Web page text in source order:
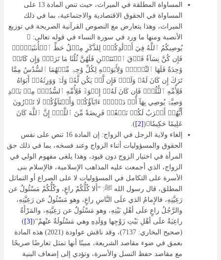
المساواة المطلقة في الميراث، حيث تنص المادة 13 على
المساواة في الحقوق الاقتصادية والاجتماعية، بما في ذلك
الميراث، وهذا يتعارض مع النصوص القرآنية الصريحة في توزيع
الأنصبة ومنها ما ورد في سورة النساء في قوله تعالى: ﴿
يُوصِيكُمُ ٱللَّهُ فِيٓ أَوۡلَٰدِكُمۡۖ لِلذَّكَرِ مِثۡلُ حَظِّ ٱلۡأُنثَيَيۡنِۚ
فَإِن كُنَّ نِسَآءٗ فَوۡقَ ٱثۡنَتَيۡنِ فَلَهُنَّ ثُلُثَا مَا تَرَكَۖ وَإِن كَانَتۡ
وَٰحِدَةٗ فَلَهَا ٱلنِّصۡفُۚ وَلِأَبَوَيۡهِ لِكُلِّ وَٰحِدٖ مِّنۡهُمَا ٱلسُّدُسُ مِمَّا
تَرَكَ إِن كَانَ لَهُۥ وَلَدٞۚ فَإِن لَّمۡ يَكُن لَّهُۥ وَلَدٞ وَوَرِثَهُۥٓ أَبَوَاهُ
فَلِأُمِّهِ ٱلثُّلُثُۚ فَإِن كَانَ لَهُۥٓ إِخۡوَةٞ فَلِأُمِّهِ ٱلسُّدُسُۚ مِنۢ بَعۡدِ
وَصِيَّةٖ يُوصِي بِهَآ أَوۡ دَيۡنٍۗ ءَابَآؤُكُمۡ وَأَبۡنَآؤُكُمۡ لَا تَدۡرُونَ
أَيُّهُمۡ أَقۡرَبُ لَكُمۡ نَفۡعٗاۚ فَرِيضَةٗ مِّنَ ٱللَّهِۗ إِنَّ ٱللَّهَ كَانَ
عَلِيمًا حَكِيمٗا﴾([2]
).
إلغاء ولاية الرجل في الزواج: إن المادة 16 تنص على نفس
الحقوق والمسؤوليات أثناء الزواج وعند فسخه، بما في ذلك حق
المرأة في اختيار الزوج دون قيود، وهذا يلغى مفهوم الولي في
الزواج، الذي أجمعت عليه المذاهب الإسلامية، فالإسلام بنى
الأسرة على التكامل في المسؤوليات لا على الصراع أو التماثل
المطلق، قال رسول الله ﷺ: “أَلا كُلُّكُمْ راعٍ، وكُلُّكُمْ مَسْئُولٌ عن
رَعِيَّتِهِ، فالإِمامُ الذي علَى النَّاسِ راعٍ، وهو مَسْئُولٌ عن رَعِيَّتِهِ،
والرَّجُلُ راعٍ علَى أهْلِ بَيْتِهِ، وهو مَسْئُولٌ عن رَعِيَّتِهِ، والمَرْأَةُ
راعِيَةٌ علَى أهْلِ بَيْتِ زَوْجِها ووَلَدِهِ وهي مَسْئُولَةٌ عنْهمْ”([3]
)
(صحيح البخاري: 7137)، وقد ناقش عواودة (2021) هذه المادة
بعمق في ضوء مقاصد الشريعة، مبينًا أنها تمثل تعارضًا صريحًا
مع مقاصد حفظ النسل والأسرة، وتؤدي إلى إضعاف البنية